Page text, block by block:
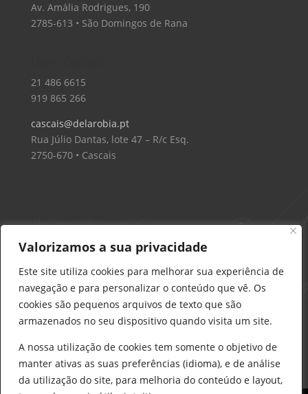
Valorizamos a sua privacidade
Este site utiliza cookies para melhorar sua experiência de
navegação e para personalizar o conteúdo que vê. Os
cookies são pequenos arquivos de texto que são
armazenados no seu dispositivo quando visita um site.
A nossa utilização de cookies tem somente o objetivo de
manter ativas as suas preferências (idioma), e de análise
da utilização do site, para melhoria do conteúdo e layout,
Av. Amália Rodrigues, 190
2785-613 • São Domingos de Rana
21 486 6615
919 865 266
cascais@delarobia.pt
Rua Júlio Dantas, lote 47 – R/c Esq.
2750-670 • Cascais
Delarobia – Construção
912 441 514
construcao@delarobia.pt
R. António Andrade, 1171
2820-287 • Charneca de Caparica